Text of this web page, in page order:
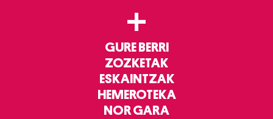
+
GURE BERRI
ZOZKETAK
ESKAINTZAK
HEMEROTEKA
NOR GARA